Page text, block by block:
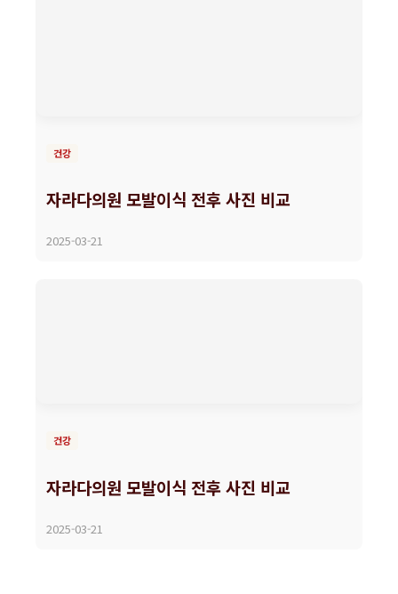
건강
자라다의원 모발이식 전후 사진 비교
2025-03-21
건강
자라다의원 모발이식 전후 사진 비교
2025-03-21